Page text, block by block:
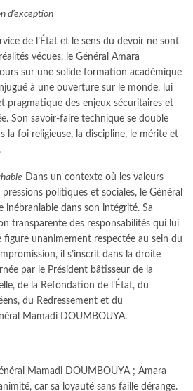
d’exception
de l’État et le sens du devoir ne sont
vécues, le Général Amara
sur une solide formation académique
à une ouverture sur le monde, lui
pragmatique des enjeux sécuritaires et
Son savoir-faire technique se double
la foi religieuse, la discipline, le mérite et
Dans un contexte où les valeurs
politiques et sociales, le Général
inébranlable dans son intégrité. Sa
transparente des responsabilités qui lui
unanimement respectée au sein du
il s’inscrit dans la droite
par le Président bâtisseur de la
de la Refondation de l’État, du
du Redressement et du
Mamadi DOUMBOUYA.
Mamadi DOUMBOUYA ; Amara
car sa loyauté sans faille dérange.